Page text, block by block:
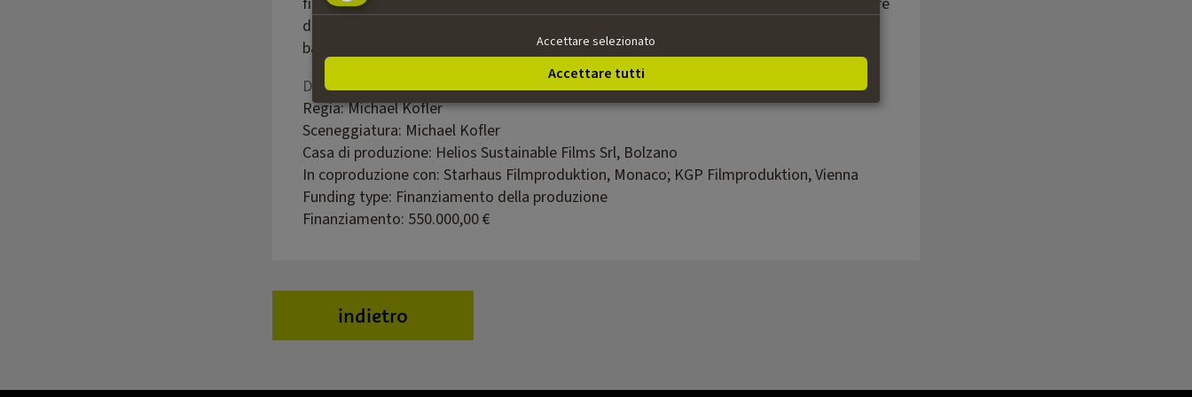
dall’ombra sovrumana del fratello mentre Anton, in esilio, conduce una gloriosa
battaglia contro un nemico invisibile: la solitudine.
Dettagli della produzione
Regia: Michael Kofler
Sceneggiatura: Michael Kofler
Casa di produzione: Helios Sustainable Films Srl, Bolzano
In coproduzione con: Starhaus Filmproduktion, Monaco; KGP Filmproduktion, Vienna
Funding type: Finanziamento della produzione
Finanziamento: 550.000,00 €
indietro
Accettare selezionato
Accettare tutti